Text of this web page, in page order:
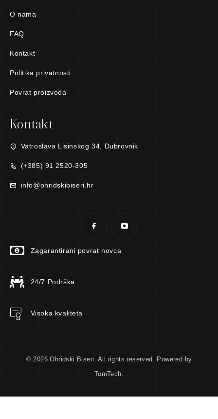
O nama
FAQ
Kontakt
Politika privatnosti
Povrat proizvoda
Kontakt
Vatroslava Lisinskog 34, Dubrovnik
(+385) 91 2520-305
info@ohridskibiseri.hr
Zagarantirani povrat novca
24/7 Podrška
Visoka kvaliteta
© 2026 Ohridski Biseri. All rights reserved. Powered by
TomTech.